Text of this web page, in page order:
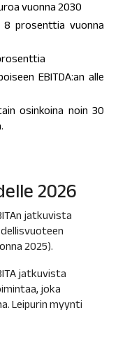
vuonna 2030
8 prosenttia vuonna
EBITDA:an alle
osinkoina noin 30
2026
jatkuvista
2025).
jatkuvista
joka
Leipurin myynti